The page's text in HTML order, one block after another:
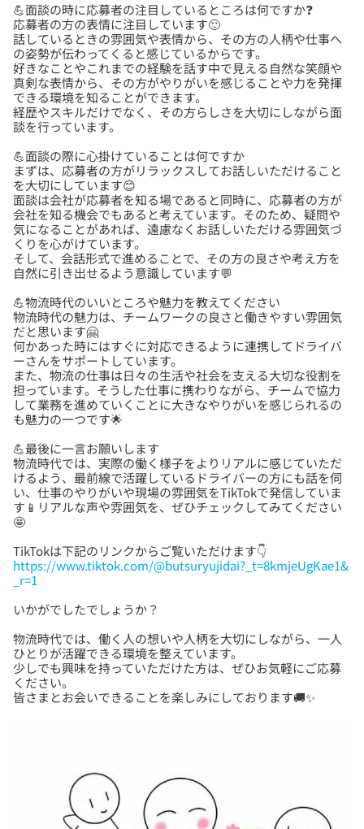
💪面談の時に応募者の注目しているところは何ですか❓
応募者の方の表情に注目しています🙂
話しているときの雰囲気や表情から、その方の人柄や仕事へ
の姿勢が伝わってくると感じているからです。
好きなことやこれまでの経験を話す中で見える自然な笑顔や
真剣な表情から、その方がやりがいを感じることや力を発揮
できる環境を知ることができます。
経歴やスキルだけでなく、その方らしさを大切にしながら面
💪面談の際に心掛けていることは何ですか
まずは、応募者の方がリラックスしてお話しいただけること
を大切にしています😊
面談は会社が応募者を知る場であると同時に、応募者の方が
会社を知る機会でもあると考えています。そのため、疑問や
気になることがあれば、遠慮なくお話しいただける雰囲気づ
くりを心がけています。
そして、会話形式で進めることで、その方の良さや考え方を
💪物流時代のいいところや魅力を教えてください
物流時代の魅力は、チームワークの良さと働きやすい雰囲気
だと思います🤗
何かあった時にはすぐに対応できるように連携してドライバ
ーさんをサポートしています。
また、物流の仕事は日々の生活や社会を支える大切な役割を
担っています。そうした仕事に携わりながら、チームで協力
して業務を進めていくことに大きなやりがいを感じられるの
💪最後に一言お願いします
物流時代では、実際の働く様子をよりリアルに感じていただ
けるよう、最前線で活躍しているドライバーの方にも話を伺
い、仕事のやりがいや現場の雰囲気をTikTokで発信していま
す📱リアルな声や雰囲気を、ぜひチェックしてみてください
https://www.tiktok.com/@butsuryujidai?_t=8kmjeUgKae1&
_r=1
物流時代では、働く人の想いや人柄を大切にしながら、一人
ひとりが活躍できる環境を整えています。
少しでも興味を持っていただけた方は、ぜひお気軽にご応募
ください。